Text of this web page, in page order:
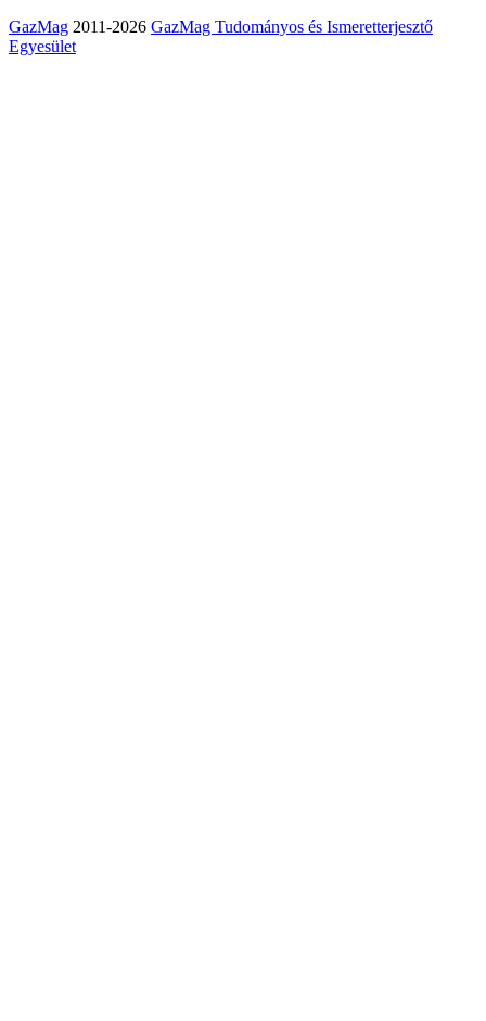
GazMag 2011-2026 GazMag Tudományos és Ismeretterjesztő
Egyesület